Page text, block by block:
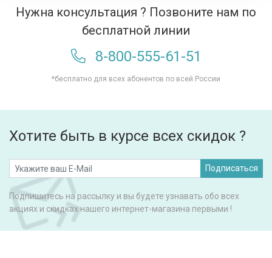
Нужна консультация ? Позвоните нам по
бесплатной линии
8-800-555-61-51
*бесплатно для всех абонентов по всей России
Хотите быть в курсе всех скидок ?
Подписаться
Подпишитесь на рассылку и вы будете узнавать обо всех
акциях и скидках нашего интернет-магазина первыми !